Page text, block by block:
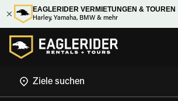
EAGLERIDER VERMIETUNGEN & TOUREN
Harley, Yamaha, BMW & mehr